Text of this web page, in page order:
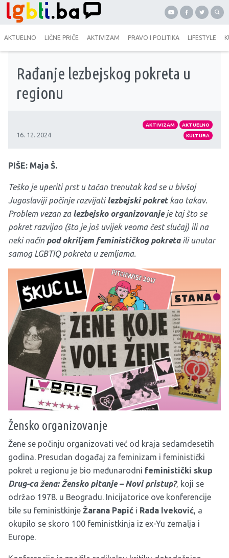
AKTUELNO LIČNE PRIČE AKTIVIZAM PRAVO I POLITIKA LIFESTYLE
Rađanje lezbejskog pokreta u
regionu
16. 12. 2024
AKTIVIZAM
AKTUELNO
KULTURA
PIŠE: Maja Š.
Teško je uperiti prst u tačan trenutak kad se u bivšoj
Jugoslaviji počinje razvijatilezbejski pokret kao takav.
Problem vezan za lezbejsko organizovanjeje taj što se
pokret razvijao (što je još uvijek veoma čest slučaj) ili na
neki način pod okriljem feminističkog pokretaili unutar
samog LGBTIQ pokreta u zemljama.
Žensko organizovanje
Žene se počinju organizovati već od kraja sedamdesetih
godina. Presudan događaj za feminizam i feministički
pokret u regionu je bio međunarodni feministički skup
Drug-ca žena: Žensko pitanje – Novi pristup?, koji se
održao 1978. u Beogradu. Inicijatorice ove konferencije
bile su feministkinje Žarana Papić i Rada Iveković, a
okupilo se skoro 100 feministkinja iz ex-Yu zemalja i
Europe.